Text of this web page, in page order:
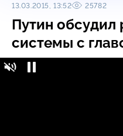
13.03.2015, 13:52 25782
Путин обсудил
системы с
Путин обсудил работу